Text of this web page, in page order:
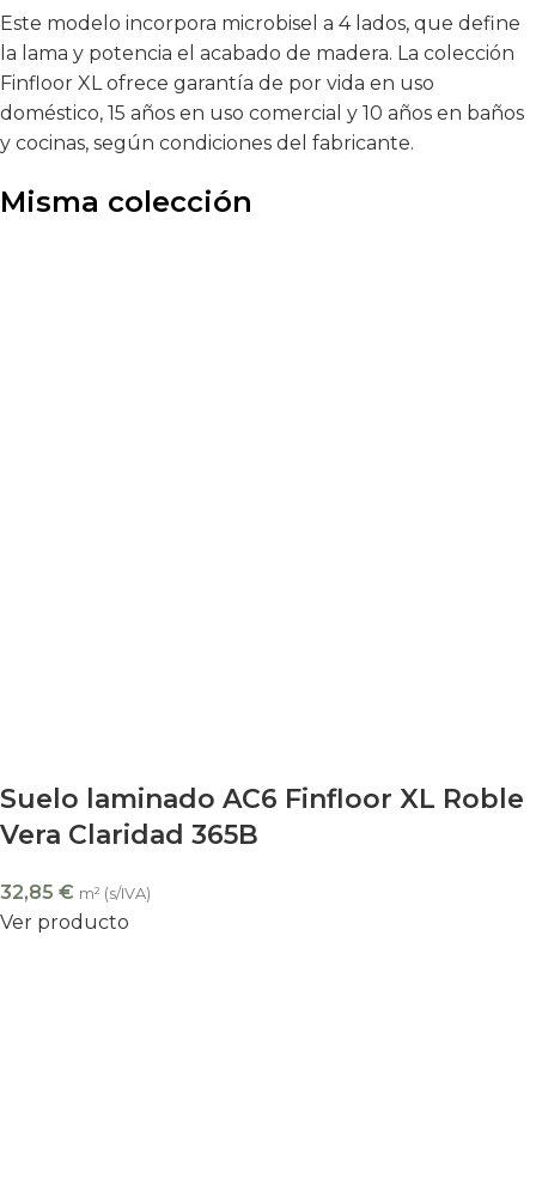
Este modelo incorpora microbisel a 4 lados, que define
la lama y potencia el acabado de madera. La colección
Finfloor XL ofrece garantía de por vida en uso
doméstico, 15 años en uso comercial y 10 años en baños
y cocinas, según condiciones del fabricante.
Misma colección
Suelo laminado AC6 Finfloor XL Roble
Vera Claridad 365B
32,85 € m² (s/IVA)
Ver producto